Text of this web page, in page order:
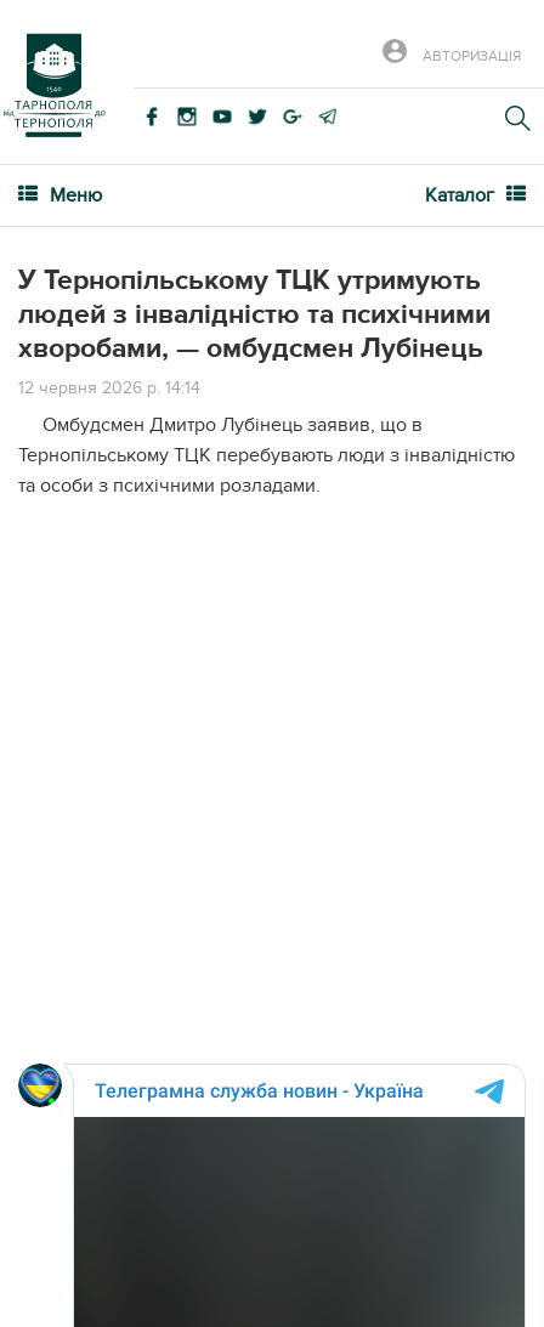
АВТОРИЗАЦІЯ
Меню Каталог
У Тернопільському ТЦК утримують
людей з інвалідністю та психічними
хворобами, — омбудсмен Лубінець
12 червня 2026 р. 14:14
Омбудсмен Дмитро Лубінець заявив, що в
Тернопільському ТЦК перебувають люди з інвалідністю
та особи з психічними розладами.